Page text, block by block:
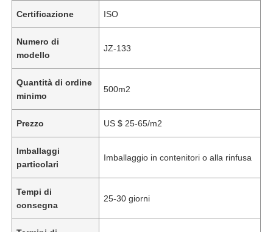
Certificazione ISO
Numero di
modello
JZ-133
Quantità di ordine
minimo
500m2
Prezzo US $ 25-65/m2
Imballaggi
particolari
Imballaggio in contenitori o alla rinfusa
Tempi di
consegna
25-30 giorni